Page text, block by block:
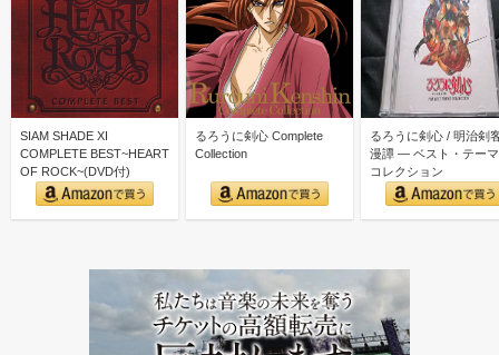
SIAM SHADE XI
COMPLETE BEST~HEART
OF ROCK~(DVD付)
るろうに剣心 Complete
Collection
るろうに剣心 / 明治剣
漫譚 ― ベスト・テー
コレクション